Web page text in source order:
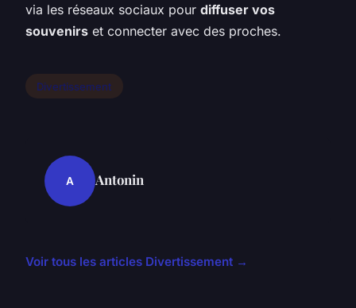
via les réseaux sociaux pour diffuser vos
souvenirs et connecter avec des proches.
Divertissement
A Antonin
Voir tous les articles Divertissement →